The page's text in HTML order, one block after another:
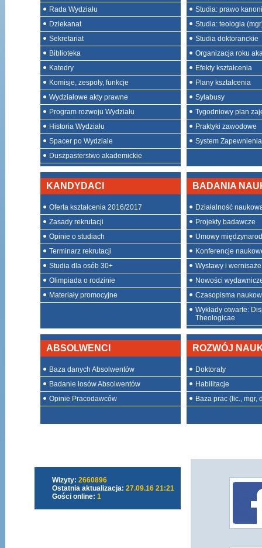
Rada Wydziału
Dziekanat
Sekretariat
Biblioteka
Katedry
Komisje, zespoły, funkcje
Wydziałowe akty prawne
Program rozwoju Wydziału
Historia Wydziału
Spacer po Wydziale
Duszpasterstwo akademickie
Studia: prawo
Studia: teologia
Studia doktoranckie
Organizacja roku
Efekty kształcenia
Plany kształcenia
Sylabusy
Tygodniowy plan
Praktyki zawodowe
System
KANDYDACI
Oferta kształcenia 2016/2017
Zasady rekrutacji
Opinie o studiach
Terminarz rekrutacji
Studia dla osób 30+
Olimpiada o rodzinie
Materiały promocyjne
BADANIA
Działalność
Projekty badawcze
Umowy
Konferencje
Wystawy i wernisaże
Nowości
Czasopisma
Wykłady otwarte:
Theologicae
ABSOLWENCI
Baza danych Absolwentów
Badanie losów Absolwentów
Opinie Pracodawców
ROZWÓJ
Doktoraty
Habilitacje
Baza prac (lic., mgr,
Wizyty: 2660896
Ostatnia aktualizacja: 27.09.16 21:21
Gości online: 1